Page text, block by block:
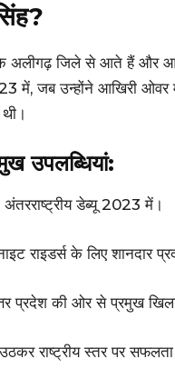
के अलीगढ़ जिले से आते हैं और
में, जब उन्होंने आखिरी ओवर
उपलब्धियां:
डेब्यू 2023 में।
राइडर्स के लिए शानदार
प्रदेश की ओर से प्रमुख
राष्ट्रीय स्तर पर